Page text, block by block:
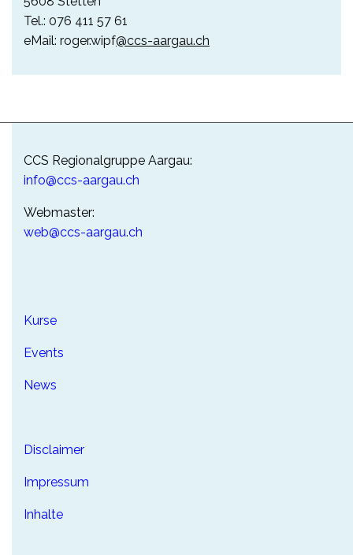
Tel.: 076 411 57 61
eMail: roger.wipf@ccs-aargau.ch
CCS Regionalgruppe Aargau:
info@ccs-aargau.ch
Webmaster:
web@ccs-aargau.ch
Kurse
Events
News
Disclaimer
Impressum
Inhalte